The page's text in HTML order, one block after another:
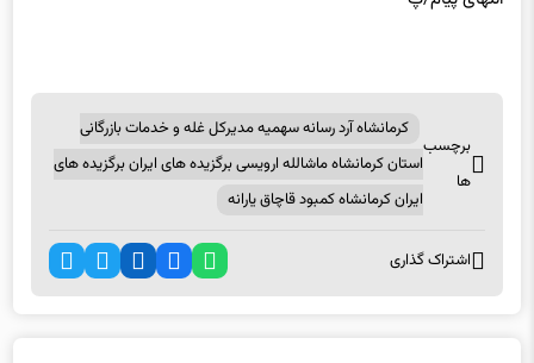
ها
استان کرمانشاه ماشالله ارویسی برگزیده های ایران برگزیده های
ایران کرمانشاه کمبود قاچاق یارانه